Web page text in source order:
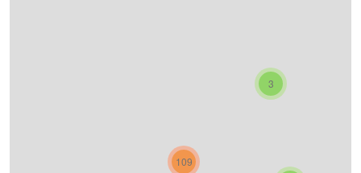
3
109